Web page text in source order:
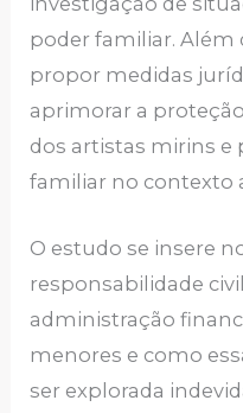
poder familiar. Além
propor medidas
aprimorar a
dos artistas mirins e
familiar no contexto
O estudo se insere
responsabilidade
administração
menores e como
ser explorada